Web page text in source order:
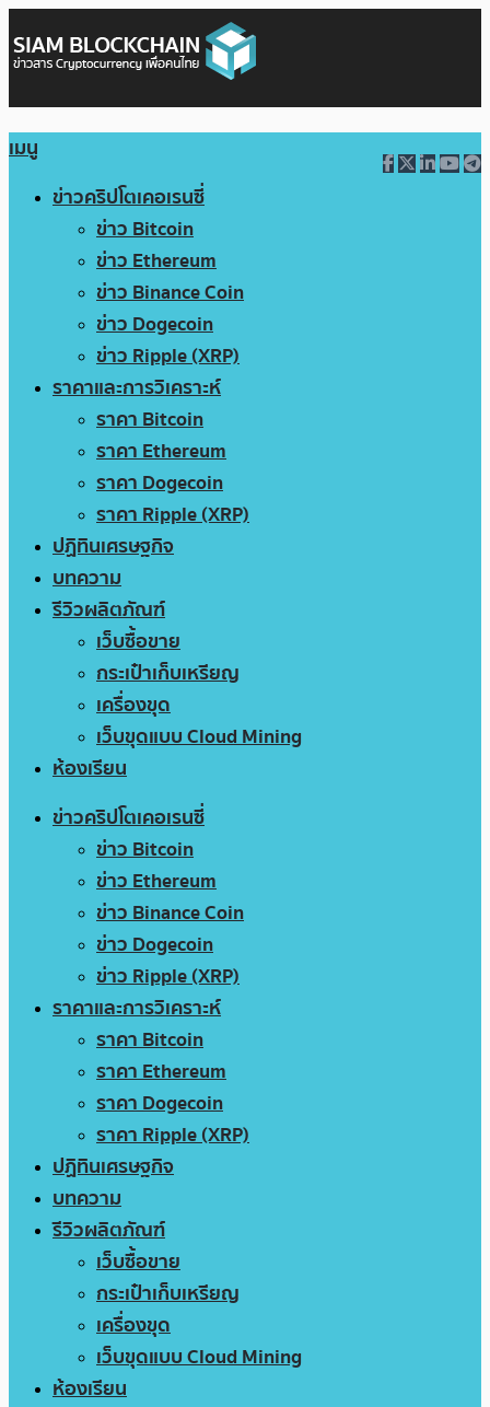
เมนู
ข่าวคริปโตเคอเรนซี่
ข่าว Bitcoin
ข่าว Ethereum
ข่าว Binance Coin
ข่าว Dogecoin
ข่าว Ripple (XRP)
ราคาและการวิเคราะห์
ราคา Bitcoin
ราคา Ethereum
ราคา Dogecoin
ราคา Ripple (XRP)
ปฏิทินเศรษฐกิจ
บทความ
รีวิวผลิตภัณฑ์
เว็บซื้อขาย
กระเป๋าเก็บเหรียญ
เครื่องขุด
เว็บขุดแบบ Cloud Mining
ห้องเรียน
ข่าวคริปโตเคอเรนซี่
ข่าว Bitcoin
ข่าว Ethereum
ข่าว Binance Coin
ข่าว Dogecoin
ข่าว Ripple (XRP)
ราคาและการวิเคราะห์
ราคา Bitcoin
ราคา Ethereum
ราคา Dogecoin
ราคา Ripple (XRP)
ปฏิทินเศรษฐกิจ
บทความ
รีวิวผลิตภัณฑ์
เว็บซื้อขาย
กระเป๋าเก็บเหรียญ
เครื่องขุด
เว็บขุดแบบ Cloud Mining
ห้องเรียน